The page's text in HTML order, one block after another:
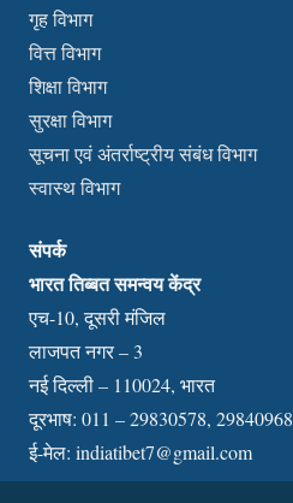
गृह विभाग
वित्त विभाग
शिक्षा विभाग
सुरक्षा विभाग
सूचना एवं अंतर्राष्ट्रीय संबंध विभाग
स्वास्थ विभाग
संपर्क
भारत तिब्बत समन्वय केंद्र
एच-10, दूसरी मंजिल
लाजपत नगर – 3
नई दिल्ली – 110024, भारत
दूरभाष: 011 – 29830578, 29840968
ई-मेल: indiatibet7@gmail.com